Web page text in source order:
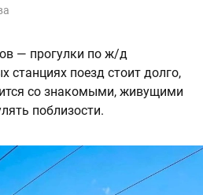
— прогулки по ж/д
станциях поезд стоит долго,
со знакомыми, живущими
поблизости.